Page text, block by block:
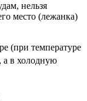
нельзя
место (лежанка)
(при температуре
а в холодную